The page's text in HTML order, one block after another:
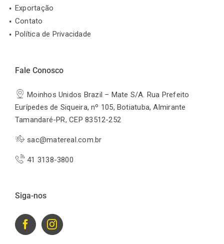
Exportação
Contato
Política de Privacidade
Fale Conosco
Moinhos Unidos Brazil – Mate S/A. Rua Prefeito
Eurípedes de Siqueira, nº 105, Botiatuba, Almirante
Tamandaré-PR, CEP 83512-252
sac@matereal.com.br
41 3138-3800
Siga-nos